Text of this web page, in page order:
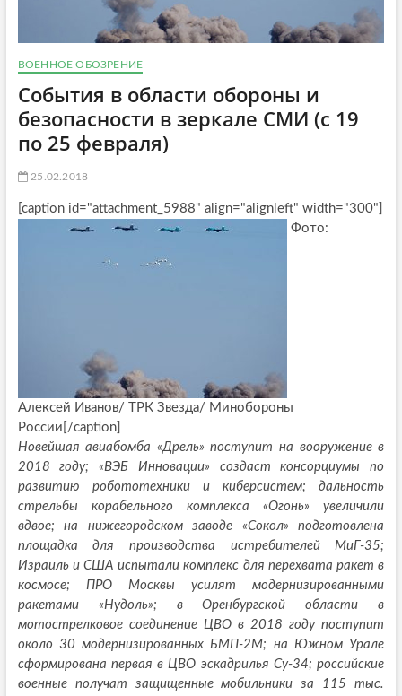
ВОЕННОЕ ОБОЗРЕНИЕ
События в области обороны и
безопасности в зеркале СМИ (с 19
по 25 февраля)
25.02.2018
[caption id="attachment_5988" align="alignleft" width="300"]
Фото:
Алексей Иванов/ ТРК Звезда/ Минобороны
России[/caption]
Новейшая авиабомба «Дрель» поступит на вооружение в
2018 году; «ВЭБ Инновации» создаст консорциумы по
развитию робототехники и киберсистем; дальность
стрельбы корабельного комплекса «Огонь» увеличили
вдвое; на нижегородском заводе «Сокол» подготовлена
площадка для производства истребителей МиГ-35;
Израиль и США испытали комплекс для перехвата ракет в
космосе; ПРО Москвы усилят модернизированными
ракетами «Нудоль»; в Оренбургской области в
мотострелковое соединение ЦВО в 2018 году поступит
около 30 модернизированных БМП-2М; на Южном Урале
сформирована первая в ЦВО эскадрилья Су-34; российские
военные получат защищенные мобильники за 115 тыс.